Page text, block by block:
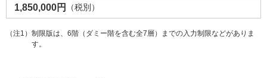
1,850,000円 （税別）
（注1）制限版は、6階（ダミー階を含む全7層）までの入力制限などがありま
す。